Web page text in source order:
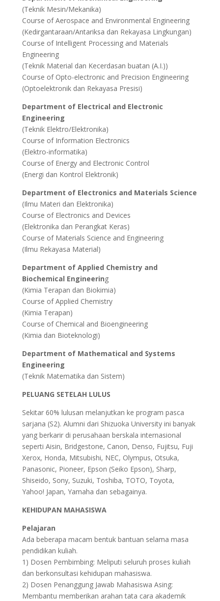
(Teknik Mesin/Mekanika)
Course of Aerospace and Environmental Engineering
(Kedirgantaraan/Antariksa dan Rekayasa Lingkungan)
Course of Intelligent Processing and Materials
Engineering
(Teknik Material dan Kecerdasan buatan (A.I.))
Course of Opto-electronic and Precision Engineering
(Optoelektronik dan Rekayasa Presisi)
Department of Electrical and Electronic
Engineering
(Teknik Elektro/Elektronika)
Course of Information Electronics
(Elektro-informatika)
Course of Energy and Electronic Control
(Energi dan Kontrol Elektronik)
Department of Electronics and Materials Science
(Ilmu Materi dan Elektronika)
Course of Electronics and Devices
(Elektronika dan Perangkat Keras)
Course of Materials Science and Engineering
(Ilmu Rekayasa Material)
Department of Applied Chemistry and
Biochemical Engineering
(Kimia Terapan dan Biokimia)
Course of Applied Chemistry
(Kimia Terapan)
Course of Chemical and Bioengineering
(Kimia dan Bioteknologi)
Department of Mathematical and Systems
Engineering
(Teknik Matematika dan Sistem)
PELUANG SETELAH LULUS
Sekitar 60% lulusan melanjutkan ke program pasca
sarjana (S2). Alumni dari Shizuoka University ini banyak
yang berkarir di perusahaan berskala internasional
seperti Aisin, Bridgestone, Canon, Denso, Fujitsu, Fuji
Xerox, Honda, Mitsubishi, NEC, Olympus, Otsuka,
Panasonic, Pioneer, Epson (Seiko Epson), Sharp,
Shiseido, Sony, Suzuki, Toshiba, TOTO, Toyota,
Yahoo! Japan, Yamaha dan sebagainya.
KEHIDUPAN MAHASISWA
Pelajaran
Ada beberapa macam bentuk bantuan selama masa
pendidikan kuliah.
1) Dosen Pembimbing: Meliputi seluruh proses kuliah
dan berkonsultasi kehidupan mahasiswa.
2) Dosen Penanggung Jawab Mahasiswa Asing:
Membantu memberikan arahan tata cara akademik